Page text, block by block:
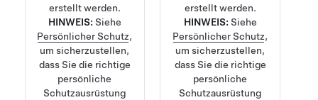
erstellt werden.
HINWEIS: Siehe
Persönlicher Schutz,
um sicherzustellen,
dass Sie die richtige
persönliche
Schutzausrüstung
erstellt werden.
HINWEIS: Siehe
Persönlicher Schutz,
um sicherzustellen,
dass Sie die richtige
persönliche
Schutzausrüstung